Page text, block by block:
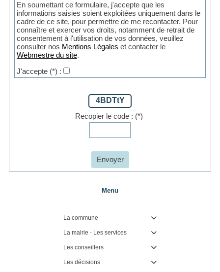
En soumettant ce formulaire, j'accepte que les
informations saisies soient exploitées uniquement dans le
cadre de ce site, pour permettre de me recontacter. Pour
connaître et exercer vos droits, notamment de retrait de
consentement à l'utilisation de vos données, veuillez
consulter nos Mentions Légales et contacter le
Webmestre du site.
J'accepte (*) :
4BDTtY
Recopier le code : (*)
Envoyer
Menu
La commune 
La mairie - Les services 
Les conseillers 
Les décisions 